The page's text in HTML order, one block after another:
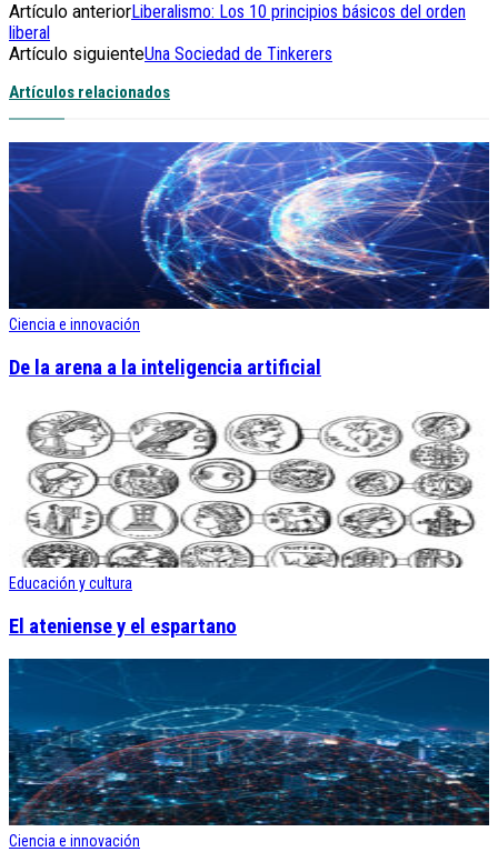
Artículo anteriorLiberalismo: Los 10 principios básicos del orden
liberal
Artículo siguienteUna Sociedad de Tinkerers
Artículos relacionados
Ciencia e innovación
De la arena a la inteligencia artificial
Educación y cultura
El ateniense y el espartano
Ciencia e innovación